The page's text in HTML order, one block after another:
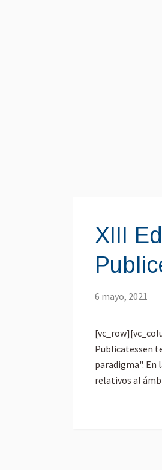
XIII
6 mayo, 2021
Publicatessen
paradigma". En
relativos al